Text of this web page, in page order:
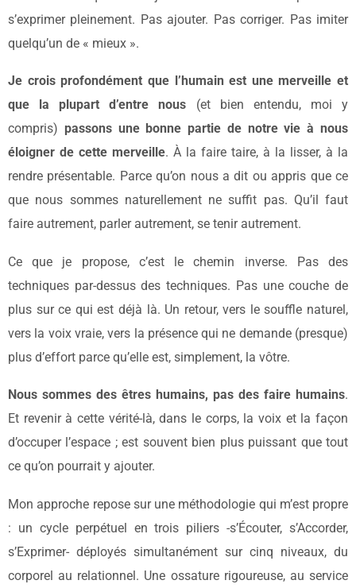
s’exprimer pleinement. Pas ajouter. Pas corriger. Pas imiter
quelqu’un de « mieux ».
Je crois profondément que l’humain est une merveille et
que la plupart d’entre nous (et bien entendu, moi y
compris) passons une bonne partie de notre vie à nous
éloigner de cette merveille. À la faire taire, à la lisser, à la
rendre présentable. Parce qu’on nous a dit ou appris que ce
que nous sommes naturellement ne suffit pas. Qu’il faut
faire autrement, parler autrement, se tenir autrement.
Ce que je propose, c’est le chemin inverse. Pas des
techniques par-dessus des techniques. Pas une couche de
plus sur ce qui est déjà là. Un retour, vers le souffle naturel,
vers la voix vraie, vers la présence qui ne demande (presque)
plus d’effort parce qu’elle est, simplement, la vôtre.
Nous sommes des êtres humains, pas des faire humains.
Et revenir à cette vérité-là, dans le corps, la voix et la façon
d’occuper l’espace ; est souvent bien plus puissant que tout
ce qu’on pourrait y ajouter.
Mon approche repose sur une méthodologie qui m’est propre
: un cycle perpétuel en trois piliers -s’Écouter, s’Accorder,
s’Exprimer- déployés simultanément sur cinq niveaux, du
corporel au relationnel. Une ossature rigoureuse, au service